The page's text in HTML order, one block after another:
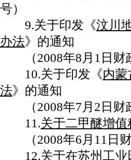
号）
9.关于印发《汶川
办法》的通知
（2008年8月1日财
10.关于印发《内
法》的通知
（2008年7月2日财
11.关于二甲醚增
（2008年6月11日财
12.关于在苏州工